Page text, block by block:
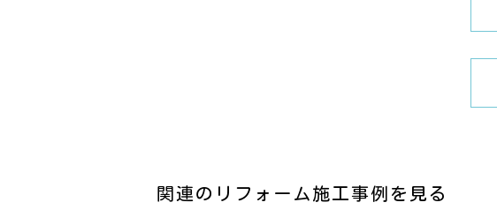
関連のリフォーム施工事例を見る